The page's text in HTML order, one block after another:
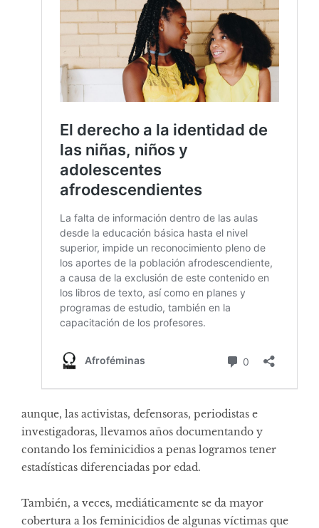
aunque, las activistas, defensoras, periodistas e
investigadoras, llevamos años documentando y
contando los feminicidios a penas logramos tener
estadísticas diferenciadas por edad.
También, a veces, mediáticamente se da mayor
cobertura a los feminicidios de algunas víctimas que